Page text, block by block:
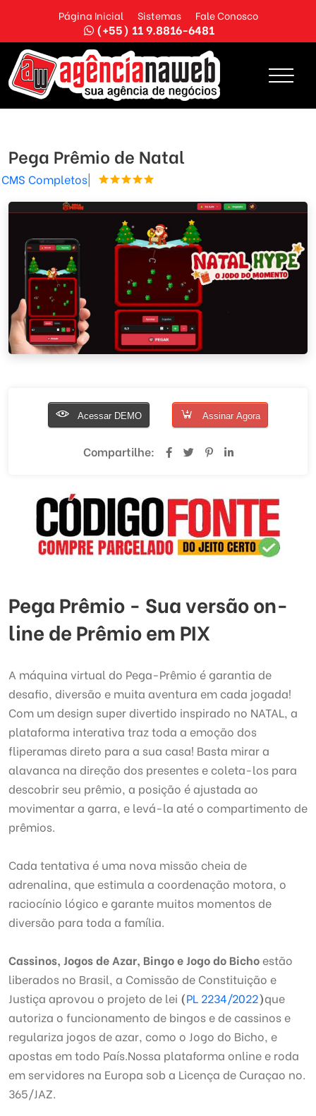
Página Inicial Sistemas Fale Conosco
(+55) 11 9.8816-6481
Pega Prêmio de Natal
CMS Completos|
Acessar DEMO Assinar Agora
Compartilhe:
Pega Prêmio - Sua versão on-
line de Prêmio em PIX
A máquina virtual do Pega-Prêmio é garantia de
desafio, diversão e muita aventura em cada jogada!
Com um design super divertido inspirado no NATAL, a
plataforma interativa traz toda a emoção dos
fliperamas direto para a sua casa! Basta mirar a
alavanca na direção dos presentes e coleta-los para
descobrir seu prêmio, a posição é ajustada ao
movimentar a garra, e levá-la até o compartimento de
prêmios.
Cada tentativa é uma nova missão cheia de
adrenalina, que estimula a coordenação motora, o
raciocínio lógico e garante muitos momentos de
diversão para toda a família.
Cassinos, Jogos de Azar, Bingo e Jogo do Bicho estão
liberados no Brasil, a Comissão de Constituição e
Justiça aprovou o projeto de lei (PL 2234/2022)que
autoriza o funcionamento de bingos e de cassinos e
regulariza jogos de azar, como o Jogo do Bicho, e
apostas em todo País.Nossa plataforma online e roda
em servidores na Europa sob a Licença de Curaçao no.
365/JAZ.